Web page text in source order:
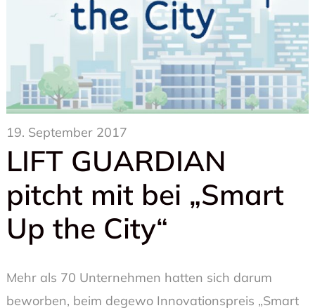
19. September 2017
LIFT GUARDIAN
pitcht mit bei „Smart
Up the City“
Mehr als 70 Unternehmen hatten sich darum
beworben, beim degewo Innovationspreis „Smart